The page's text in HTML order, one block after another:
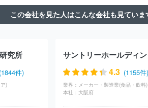
会社ビジネスコンサルタント
株式会社武蔵
株式会社ローランド・ベルガー
株式会社
会社Ｉ２Ｃ
株式会社ダイレクトマーケティ
田コンサルティンググループ株式会社
ＳＢ
式会社
株式会社スタイル・エッジ
株式
株式会社ライズ・コンサルティング・
リースタイルエンターテイメント
株式会社
この会社を見た人はこんな会社も見ていま
究所
件)
)
4.3 (1155件)
業界： メーカー・製造業(食品・飲料)
本社： 大阪府